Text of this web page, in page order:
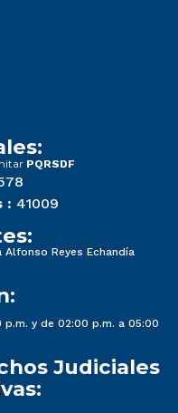
PQRSDF
: 41009
Reyes Echandía
p.m. y de 02:00 p.m. a 05:00
Judiciales